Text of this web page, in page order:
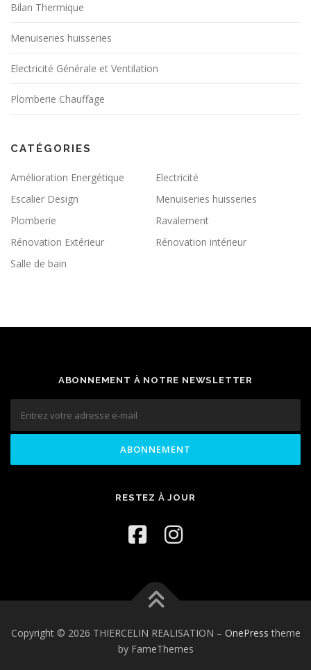
Bilan Thermique
Menuiseries huisseries
Electricité Générale et Ventilation
Plomberie Chauffage
CATÉGORIES
Amélioration Energétique
Electricité
Escalier Design
Menuiseries huisseries
Plomberie
Ravalement
Rénovation Extérieur
Rénovation intérieur
Salle de bain
ABONNEMENT À NOTRE NEWSLETTER
RESTEZ À JOUR
Copyright © 2026 THIERCELIN REALISATION – OnePress theme
by FameThemes